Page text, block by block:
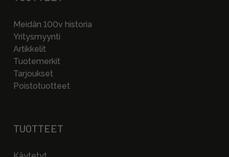
Meidän 100v historia
Yritysmyynti
Artikkelit
Tuotemerkit
Tarjoukset
Poistotuotteet
TUOTTEET